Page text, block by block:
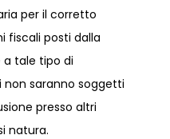
per il corretto
fiscali posti dalla
a tale tipo di
saranno soggetti
presso altri
natura.